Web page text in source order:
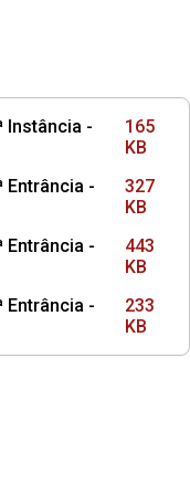
Instância -
165
KB
Entrância -
327
KB
Entrância -
443
KB
Entrância -
233
KB